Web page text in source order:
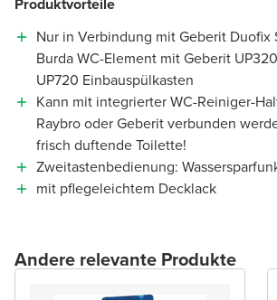
Nur in Verbindung mit Geberit Duofix
Burda WC-Element mit Geberit
UP720 Einbauspülkasten
Kann mit integrierter WC-Reiniger-
Raybro oder Geberit verbunden
frisch duftende Toilette!
Zweitastenbedienung:
mit pflegeleichtem Decklack
Andere relevante Produkte